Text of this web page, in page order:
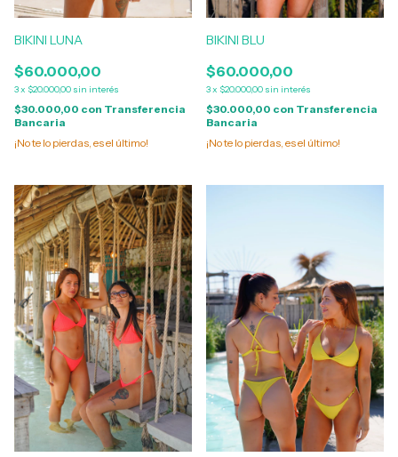
BIKINI LUNA
$60.000,00
3x $20.000,00 sin interés
$30.000,00 con Transferencia
Bancaria
¡No te lo pierdas, es el último!
BIKINI BLU
$60.000,00
3x $20.000,00 sin interés
$30.000,00 con Transferencia
Bancaria
¡No te lo pierdas, es el último!